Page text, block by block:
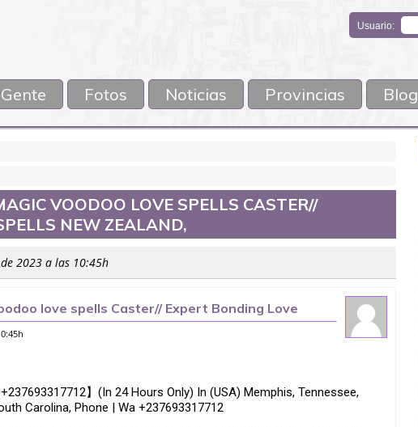
Usuario:
Gente Fotos Noticias Provincias Blog
VOODOO LOVE SPELLS CASTER//
NEW ZEALAND,
2023 a las 10:45h
love spells Caster// Expert Bonding Love
】(In 24 Hours Only) In (USA) Memphis, Tennessee,
Carolina, Phone | Wa +237693317712